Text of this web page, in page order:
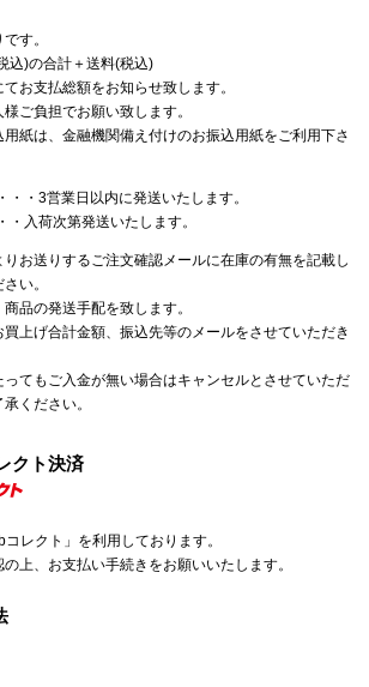
す。
)の合計＋送料(税込)
お支払総額をお知らせ致します。
ご負担でお願い致します。
紙は、金融機関備え付けのお振込用紙をご利用下さ
・・3営業日以内に発送いたします。
・入荷次第発送いたします。
お送りするご注文確認メールに在庫の有無を記載し
い。
品の発送手配を致します。
上げ合計金額、振込先等のメールをさせていただき
ってもご入金が無い場合はキャンセルとさせていただ
ください。
クト決済
レクト」を利用しております。
上、お支払い手続きをお願いいたします。